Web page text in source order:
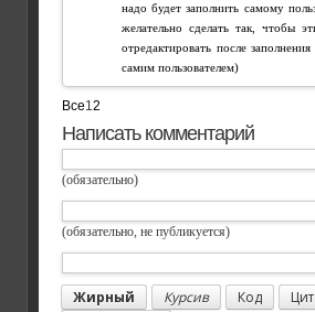
надо будет заполнить самому
желательно сделать так, чтобы
отредактировать после
самим пользователем)
Все12
Написать комментарий
(обязательно)
(обязательно, не публикуется)
Жирный Курсив Код